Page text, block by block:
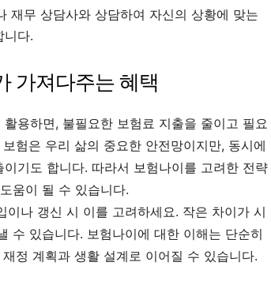
재무 상담사와 상담하여 자신의 상황에 맞는
니다.
가져다주는 혜택
용하면, 불필요한 보험료 지출을 줄이고 필요
험은 우리 삶의 중요한 안전망이지만, 동시에
기도 합니다. 따라서 보험나이를 고려한 전략
움이 될 수 있습니다.
이나 갱신 시 이를 고려하세요. 작은 차이가 시
수 있습니다. 보험나이에 대한 이해는 단순히
정 계획과 생활 설계로 이어질 수 있습니다.